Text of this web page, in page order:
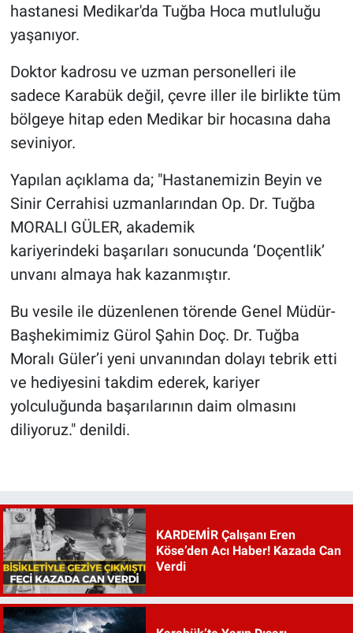
hastanesi Medikar'da Tuğba Hoca mutluluğu
yaşanıyor.
Doktor kadrosu ve uzman personelleri ile
sadece Karabük değil, çevre iller ile birlikte tüm
bölgeye hitap eden Medikar bir hocasına daha
seviniyor.
Yapılan açıklama da; "Hastanemizin Beyin ve
Sinir Cerrahisi uzmanlarından Op. Dr. Tuğba
MORALI GÜLER, akademik
kariyerindeki başarıları sonucunda ‘Doçentlik’
unvanı almaya hak kazanmıştır.
Bu vesile ile düzenlenen törende Genel Müdür-
Başhekimimiz Gürol Şahin Doç. Dr. Tuğba
Moralı Güler’i yeni unvanından dolayı tebrik etti
ve hediyesini takdim ederek, kariyer
yolculuğunda başarılarının daim olmasını
diliyoruz." denildi.
KARDEMİR Çalışanı Eren
Köse’den Acı Haber! Kazada Can
Verdi